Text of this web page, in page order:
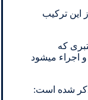
این ترکیب
که
اجراء میشود
ذکر شده است: